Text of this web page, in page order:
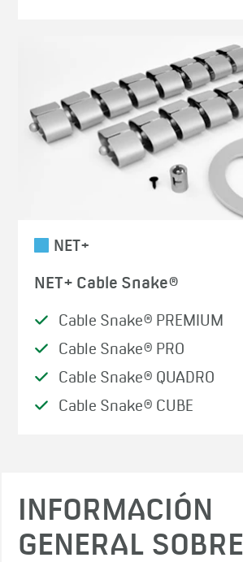
NET+
NET+ Cable Snake®
Cable Snake® PREMIUM
Cable Snake® PRO
Cable Snake® QUADRO
Cable Snake® CUBE
INFORMACIÓN
GENERAL SOBRE